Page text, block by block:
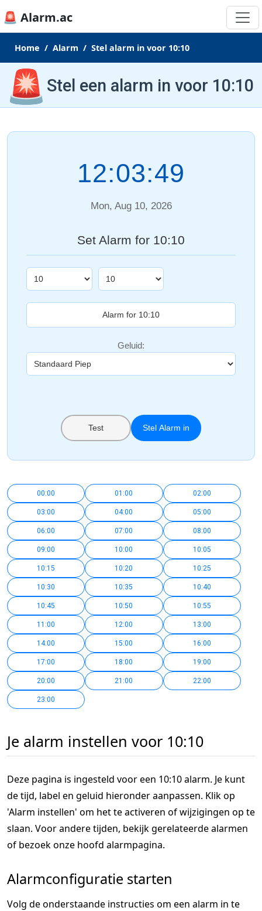
🚨 Alarm.ac
Home Alarm Stel alarm in voor 10:10
🚨 Stel een alarm in voor 10:10
12:03:49
Mon, Aug 10, 2026
Set Alarm for 10:10
Geluid:
Test Stel Alarm in
00:00 01:00 02:00
03:00 04:00 05:00
06:00 07:00 08:00
09:00 10:00 10:05
10:15 10:20 10:25
10:30 10:35 10:40
10:45 10:50 10:55
11:00 12:00 13:00
14:00 15:00 16:00
17:00 18:00 19:00
20:00 21:00 22:00
23:00
Je alarm instellen voor 10:10
Deze pagina is ingesteld voor een 10:10 alarm. Je kunt
de tijd, label en geluid hieronder aanpassen. Klik op
'Alarm instellen' om het te activeren of wijzigingen op te
slaan. Voor andere tijden, bekijk gerelateerde alarmen
of bezoek onze hoofd alarmpagina.
Alarmconfiguratie starten
Volg de onderstaande instructies om een alarm in te